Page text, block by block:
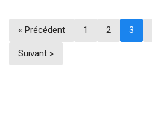
« Précédent 1 2 3
Suivant »